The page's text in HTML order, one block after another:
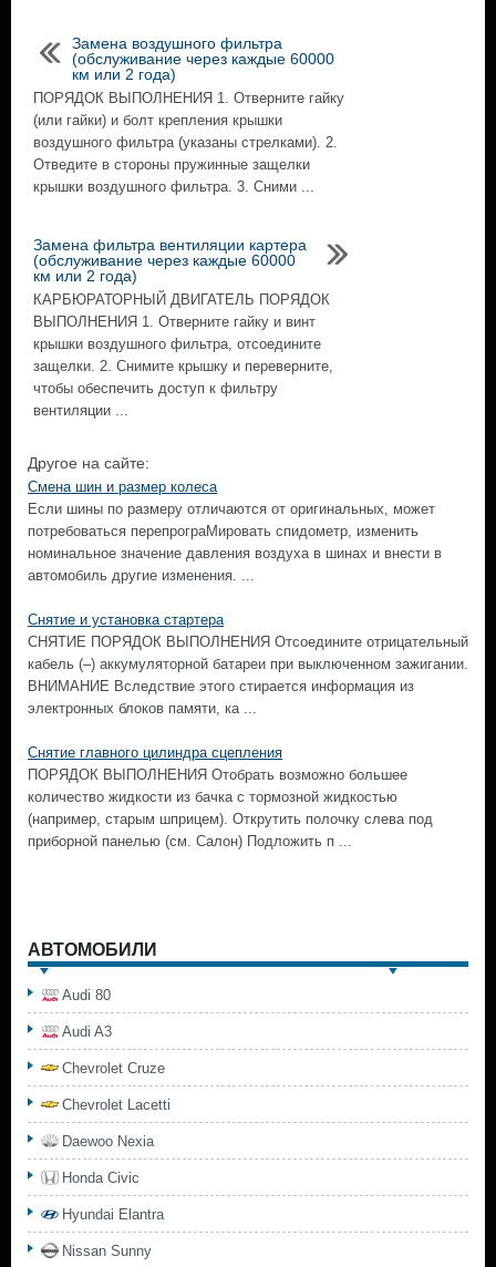
Замена воздушного фильтра
(обслуживание через каждые 60000
км или 2 года)
ПОРЯДОК ВЫПОЛНЕНИЯ 1. Отверните гайку
(или гайки) и болт крепления крышки
воздушного фильтра (указаны стрелками). 2.
Отведите в стороны пружинные защелки
крышки воздушного фильтра. 3. Cними ...
Замена фильтра вентиляции картера
(обслуживание через каждые 60000
км или 2 года)
КАРБЮРАТОРНЫЙ ДВИГАТЕЛЬ ПОРЯДОК
ВЫПОЛНЕНИЯ 1. Отверните гайку и винт
крышки воздушного фильтра, отсоедините
защелки. 2. Снимите крышку и переверните,
чтобы обеспечить доступ к фильтру
вентиляции ...
Другое на сайте:
Смена шин и размер колеса
Если шины по размеру отличаются от оригинальных, может
потребоваться перепрограМировать спидометр, изменить
номинальное значение давления воздуха в шинах и внести в
автомобиль другие изменения. ...
Снятие и установка стартера
СНЯТИЕ ПОРЯДОК ВЫПОЛНЕНИЯ Отсоедините отрицательный
кабель (–) аккумуляторной батареи при выключенном зажигании.
ВНИМАНИЕ Вследствие этого стирается информация из
электронных блоков памяти, ка ...
Снятие главного цилиндра сцепления
ПОРЯДОК ВЫПОЛНЕНИЯ Отобрать возможно большее
количество жидкости из бачка с тормозной жидкостью
(например, старым шприцем). Открутить полочку слева под
приборной панелью (см. Салон) Подложить п ...
АВТОМОБИЛИ
Audi 80
Audi A3
Chevrolet Cruze
Chevrolet Lacetti
Daewoo Nexia
Honda Civic
Hyundai Elantra
Nissan Sunny